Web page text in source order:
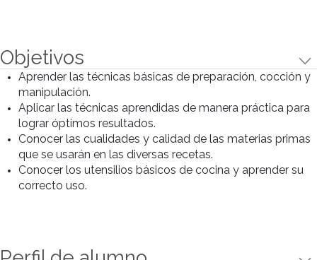
Preparaciones
Preparaciones
medialunas y piezas de facturería.